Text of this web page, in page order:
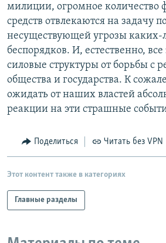
милиции, огромное количество
средств отвлекаются на задачу
несуществующей угрозы каких-
беспорядков. И, естественно, все
силовые структуры от борьбы с
общества и государства. К
ожидать от наших властей
реакции на эти страшные
Поделиться Читать без VPN
Этот контент также в категориях
Главные разделы